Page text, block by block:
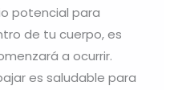
potencial para
de tu cuerpo, es
a ocurrir.
es saludable para